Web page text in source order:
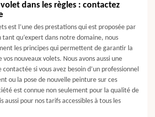
dans les règles : contactez
est l’une des prestations qui est proposée par
qu’expert dans notre domaine, nous
les principes qui permettent de garantir la
nouveaux volets. Nous avons aussi une
si vous avez besoin d’un professionnel
ou la pose de nouvelle peinture sur ces
est connue non seulement pour la qualité de
aussi pour nos tarifs accessibles à tous les